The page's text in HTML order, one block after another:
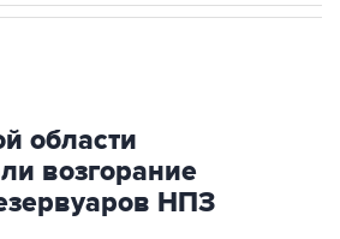
области
возгорание
НПЗ